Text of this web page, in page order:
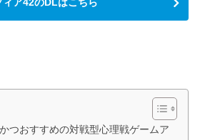
つおすすめの対戦型心理戦ゲームア